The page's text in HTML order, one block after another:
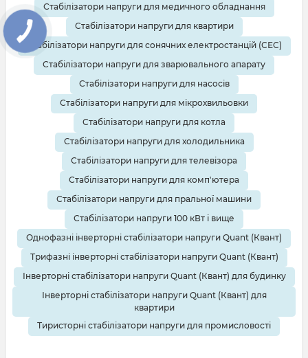
Стабілізатори напруги для медичного обладнання
Стабілізатори напруги для квартири
Стабілізатори напруги для сонячних електростанцій (СЕС)
Стабілізатори напруги для зварювального апарату
Стабілізатори напруги для насосів
Стабілізатори напруги для мікрохвильовки
Стабілізатори напруги для котла
Стабілізатори напруги для холодильника
Стабілізатори напруги для телевізора
Стабілізатори напруги для комп'ютера
Стабілізатори напруги для пральної машини
Стабілізатори напруги 100 кВт і вище
Однофазні інверторні стабілізатори напруги Quant (Квант)
Трифазні інверторні стабілізатори напруги Quant (Квант)
Інверторні стабілізатори напруги Quant (Квант) для будинку
Інверторні стабілізатори напруги Quant (Квант) для
квартири
Тиристорні стабілізатори напруги для промисловості